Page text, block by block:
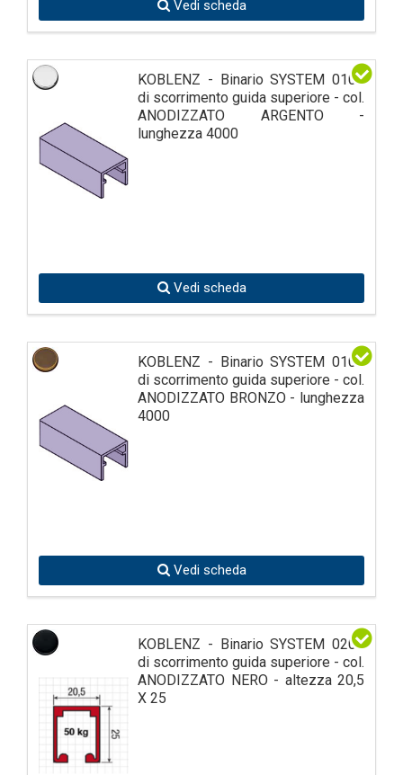
Vedi scheda
KOBLENZ - Binario SYSTEM 0100
di scorrimento guida superiore - col.
ANODIZZATO ARGENTO -
lunghezza 4000
Vedi scheda
KOBLENZ - Binario SYSTEM 0100
di scorrimento guida superiore - col.
ANODIZZATO BRONZO - lunghezza
4000
Vedi scheda
KOBLENZ - Binario SYSTEM 0200
di scorrimento guida superiore - col.
ANODIZZATO NERO - altezza 20,5
X 25